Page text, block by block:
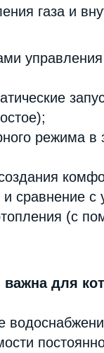
газа и
режима в
сравнение с
(с
для